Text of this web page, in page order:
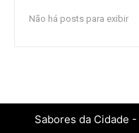
Não há posts para exibir
Sabores da Cidade